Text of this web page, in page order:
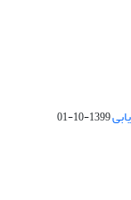
1399-10-01